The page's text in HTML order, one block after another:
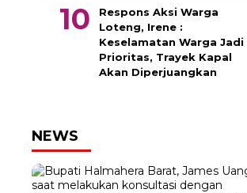
Respons Aksi Warga
Loteng, Irene :
Keselamatan Warga Jadi
Prioritas, Trayek Kapal
Akan Diperjuangkan
NEWS